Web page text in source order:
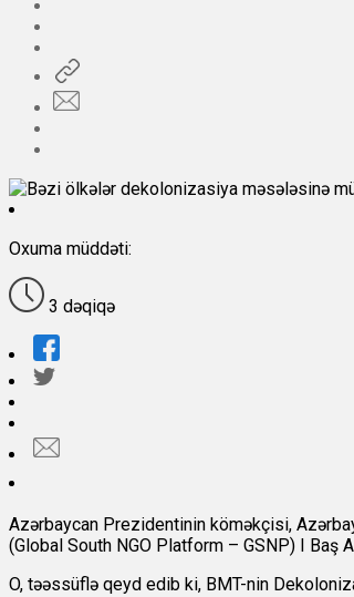
Oxuma müddəti:
3 dəqiqə
Azərbaycan Prezidentinin köməkçisi,
(Global South NGO Platform – GSNP) I Baş
O, təəssüflə qeyd edib ki, BMT-nin